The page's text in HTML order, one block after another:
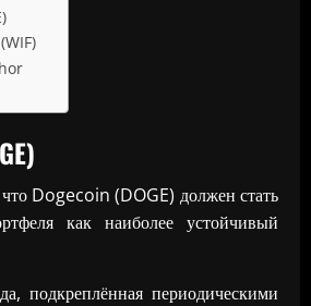
Dogecoin (DOGE) должен стать
как наиболее устойчивый
подкреплённая периодическими